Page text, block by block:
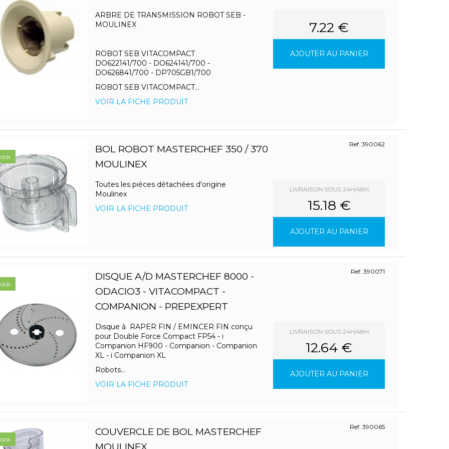
ARBRE DE TRANSMISSION ROBOT SEB -
MOULINEX
ROBOT SEB VITACOMPACT
DO622141/700 - DO624141/700 -
DO626841/700 - DP705GB1/700
ROBOT SEB VITACOMPACT...
VOIR LA FICHE PRODUIT
7.22 €
AJOUTER AU PANIER
BOL ROBOT MASTERCHEF 350 / 370
MOULINEX
Ref. 390062
Toutes les pièces détachées d'origine
Moulinex
VOIR LA FICHE PRODUIT
LIVRAISON SOUS 24H/48H
15.18 €
AJOUTER AU PANIER
DISQUE A/D MASTERCHEF 8000 -
ODACIO3 - VITACOMPACT -
COMPANION - PREPEXPERT
Ref. 390071
Disque à RAPER FIN / EMINCER FIN conçu
pour Double Force Compact FP54 - i
Companion HF900 - Companion - Companion
XL - i Companion XL
Robots...
VOIR LA FICHE PRODUIT
LIVRAISON SOUS 24H/48H
12.64 €
AJOUTER AU PANIER
COUVERCLE DE BOL MASTERCHEF
Ref. 390065